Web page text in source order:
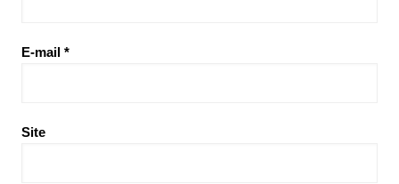
E-mail *
Site